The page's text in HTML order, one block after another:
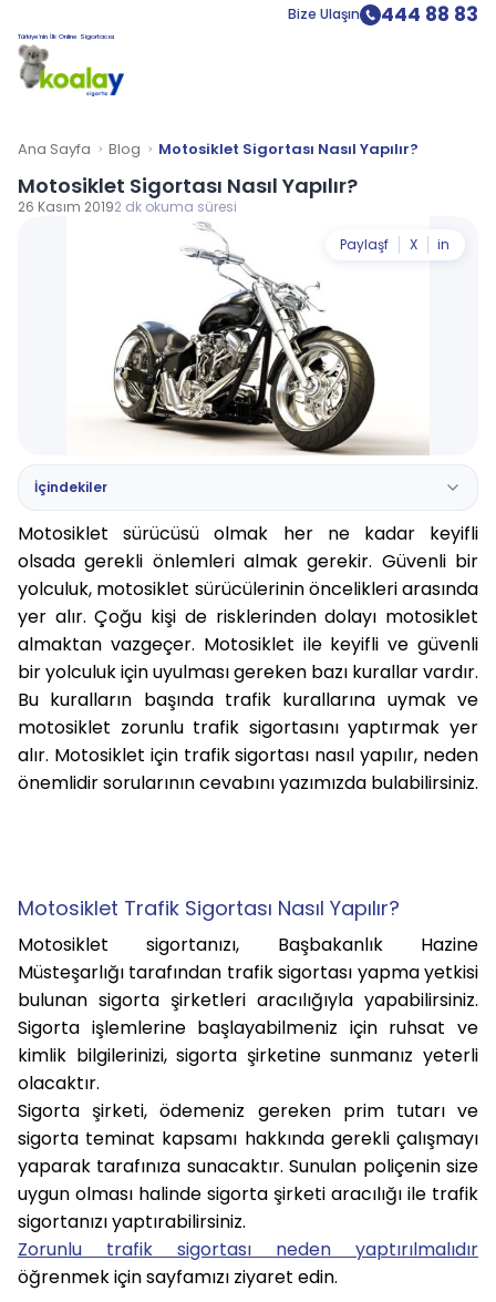
Bize Ulaşın 444 88 83
Türkiye’nin İlk Online Sigortacısı
Ana Sayfa Blog Motosiklet Sigortası Nasıl Yapılır?
Motosiklet Sigortası Nasıl Yapılır?
26 Kasım 20192 dk okuma süresi
Paylaşf X in
İçindekiler
Motosiklet sürücüsü olmak her ne kadar keyifli
olsada gerekli önlemleri almak gerekir. Güvenli bir
yolculuk, motosiklet sürücülerinin öncelikleri arasında
yer alır. Çoğu kişi de risklerinden dolayı motosiklet
almaktan vazgeçer. Motosiklet ile keyifli ve güvenli
bir yolculuk için uyulması gereken bazı kurallar vardır.
Bu kuralların başında trafik kurallarına uymak ve
motosiklet zorunlu trafik sigortasını yaptırmak yer
alır. Motosiklet için trafik sigortası nasıl yapılır, neden
önemlidir sorularının cevabını yazımızda bulabilirsiniz.
Motosiklet Trafik Sigortası Nasıl Yapılır?
Motosiklet sigortanızı, Başbakanlık Hazine
Müsteşarlığı tarafından trafik sigortası yapma yetkisi
bulunan sigorta şirketleri aracılığıyla yapabilirsiniz.
Sigorta işlemlerine başlayabilmeniz için ruhsat ve
kimlik bilgilerinizi, sigorta şirketine sunmanız yeterli
olacaktır.
Sigorta şirketi, ödemeniz gereken prim tutarı ve
sigorta teminat kapsamı hakkında gerekli çalışmayı
yaparak tarafınıza sunacaktır. Sunulan poliçenin size
uygun olması halinde sigorta şirketi aracılığı ile trafik
sigortanızı yaptırabilirsiniz.
Zorunlu trafik sigortası neden yaptırılmalıdır
öğrenmek için sayfamızı ziyaret edin.